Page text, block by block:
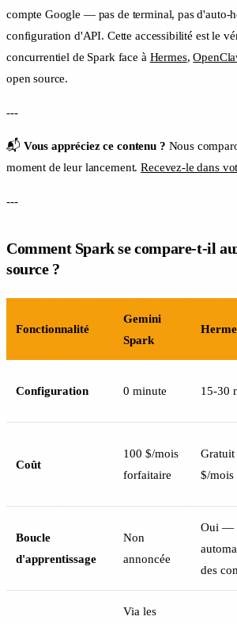
compte Google — pas de terminal, pas d'auto-
configuration d'API. Cette accessibilité est le
concurrentiel de Spark face à Hermes,
open source.
---
📬 Vous appréciez ce contenu ? Nous
moment de leur lancement.Recevez-le dans
---
Comment Spark se compare-t-il
source ?
Fonctionnalité
Gemini
Spark
Configuration 0 minute 15-30
Coût
100 $/mois
forfaitaire
$/
Boucle
d'apprentissage
Non
annoncée
Oui —
des
Via les